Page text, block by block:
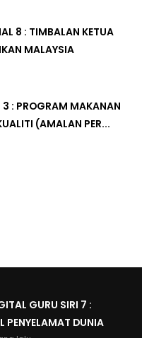
8 : TIMBALAN KETUA
MALAYSIA
: PROGRAM MAKANAN
(AMALAN PER...
GURU SIRI 7 :
PENYELAMAT DUNIA